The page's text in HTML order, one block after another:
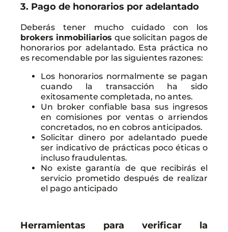
3. Pago de honorarios por adelantado
Deberás tener mucho cuidado con los
brokers inmobiliarios que solicitan pagos de
honorarios por adelantado. Esta práctica no
es recomendable por las siguientes razones:
Los honorarios normalmente se pagan
cuando la transacción ha sido
exitosamente completada, no antes.
Un broker confiable basa sus ingresos
en comisiones por ventas o arriendos
concretados, no en cobros anticipados.
Solicitar dinero por adelantado puede
ser indicativo de prácticas poco éticas o
incluso fraudulentas.
No existe garantía de que recibirás el
servicio prometido después de realizar
el pago anticipado
Herramientas para verificar la